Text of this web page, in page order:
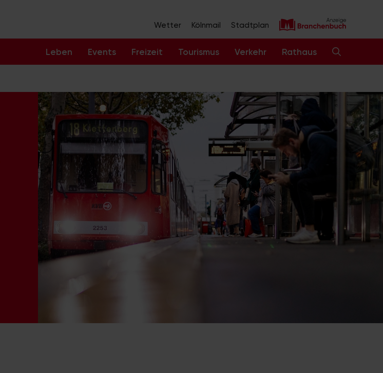
Wetter Kölnmail Stadtplan
Leben Events Freizeit Tourismus Verkehr Rathaus